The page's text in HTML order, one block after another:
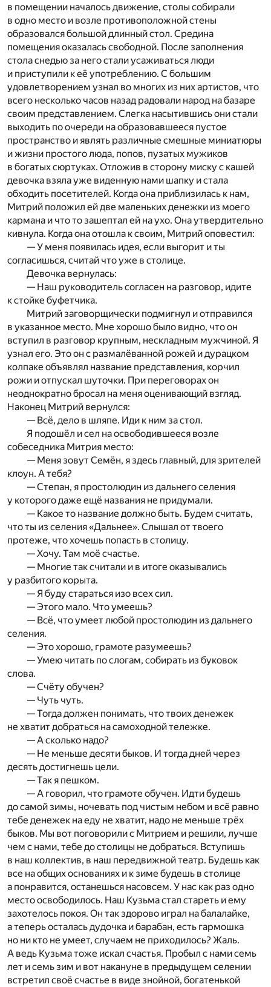
в помещении началось движение, столы собирали
в одно место и возле противоположной стены
образовался большой длинный стол. Средина
помещения оказалась свободной. После заполнения
стола снедью за него стали усаживаться люди
и приступили к её употреблению. С большим
удовлетворением узнал во многих из них артистов, что
всего несколько часов назад радовали народ на базаре
своим представлением. Слегка насытившись они стали
выходить по очереди на образовавшееся пустое
пространство и являть различные смешные миниатюры
и жизни простого люда, попов, пузатых мужиков
в богатых сюртуках. Отложив в сторону миску с кашей
девочка взяла уже виденную нами шапку и стала
обходить посетителей. Когда она приблизилась к нам,
Митрий положил ей две маленьких денежки из моего
кармана и что то зашептал ей на ухо. Она утвердительно
кивнула. Когда она отошла к своим, Митрий оповестил:
— У меня появилась идея, если выгорит и ты
согласишься, считай что уже в столице.
Девочка вернулась:
— Наш руководитель согласен на разговор, идите
к стойке буфетчика.
Митрий заговорщически подмигнул и отправился
в указанное место. Мне хорошо было видно, что он
вступил в разговор крупным, нескладным мужчиной. Я
узнал его. Это он с размалёванной рожей и дурацком
колпаке объявлял название представления, корчил
рожи и отпускал шуточки. При переговорах он
неоднократно бросал на меня оценивающий взгляд.
Наконец Митрий вернулся:
— Всё, дело в шляпе. Иди к ним за стол.
Я подошёл и сел на освободившееся возле
собеседника Митрия место:
— Меня зовут Семён, я здесь главный, для зрителей
клоун. А тебя?
— Степан, я простолюдин из дальнего селения
у которого даже ещё названия не придумали.
— Какое то название должно быть. Будем считать,
что ты из селения «Дальнее». Слышал от твоего
протеже, что хочешь попасть в столицу.
— Хочу. Там моё счастье.
— Многие так считали и в итоге оказывались
у разбитого корыта.
— Я буду стараться изо всех сил.
— Этого мало. Что умеешь?
— Всё, что умеет любой простолюдин из дальнего
селения.
— Это хорошо, грамоте разумеешь?
— Умею читать по слогам, собирать из буковок
слова.
— Счёту обучен?
— Чуть чуть.
— Тогда должен понимать, что твоих денежек
не хватит добраться на самоходной тележке.
— А сколько надо?
— Не меньше десяти быков. И тогда дней через
десять достигнешь цели.
— Так я пешком.
— А говорил, что грамоте обучен. Идти будешь
до самой зимы, ночевать под чистым небом и всё равно
тебе денежек на еду не хватит, надо не меньше трёх
быков. Мы вот поговорили с Митрием и решили, лучше
чем с нами, тебе до столицы не добраться. Вступишь
в наш коллектив, в наш передвижной театр. Будешь как
все на общих основаниях и к зиме будешь в столице
а понравится, останешься насовсем. У нас как раз одно
место освободилось. Наш Кузьма стал стареть и ему
захотелось покоя. Он так здорово играл на балалайке,
а теперь осталась дудочка и барабан, есть гармошка
но ни кто не умеет, случаем не приходилось? Жаль.
А ведь Кузьма тоже искал счастья. Пробыл с нами семь
лет и семь зим и вот накануне в предыдущем селении
встретил своё счастье в виде знойной, богатенькой